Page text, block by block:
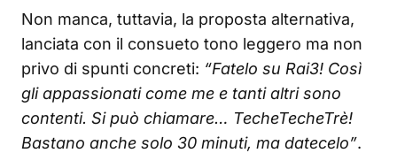
Non manca, tuttavia, la proposta alternativa,
lanciata con il consueto tono leggero ma non
privo di spunti concreti: “Fatelo su Rai3! Così
gli appassionati come me e tanti altri sono
contenti. Si può chiamare… TecheTecheTrè!
Bastano anche solo 30 minuti, ma datecelo”.